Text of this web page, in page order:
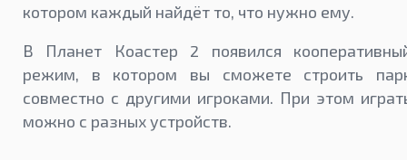
котором каждый найдёт то, что нужно ему.
В Планет Коастер 2 появился
режим, в котором вы сможете строить
совместно с другими игроками. При этом
можно с разных устройств.